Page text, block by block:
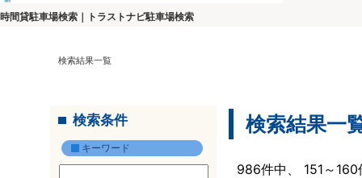
時間貸駐車場検索｜トラストナビ駐車場検索
検索結果一覧
検索条件
キーワード
検索結果一
986件中、 151～